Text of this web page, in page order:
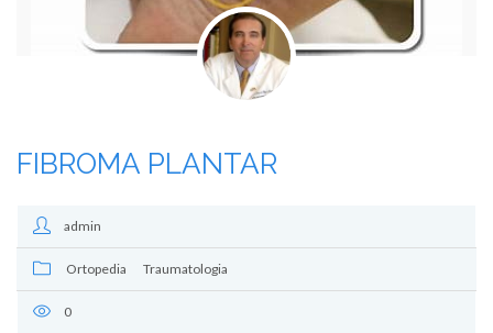
FIBROMA PLANTAR
admin
Ortopedia Traumatologia
0